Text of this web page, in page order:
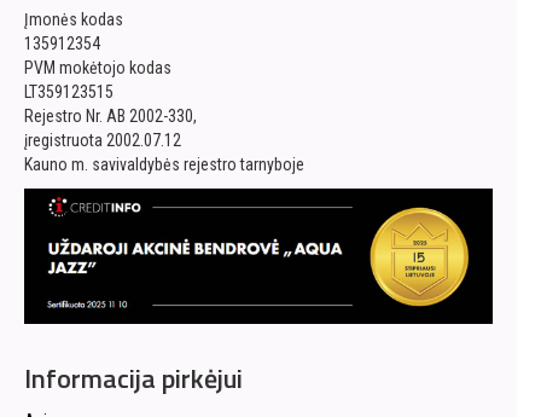
Įmonės kodas
135912354
PVM mokėtojo kodas
LT359123515
Rejestro Nr. AB 2002-330,
įregistruota 2002.07.12
Kauno m. savivaldybės rejestro tarnyboje
Informacija pirkėjui